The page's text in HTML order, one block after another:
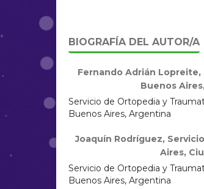
BIOGRAFÍA DEL AUTOR/A
Fernando Adrián Lopreite,
Buenos
Servicio de Ortopedia y
Buenos Aires, Argentina
Joaquín Rodríguez,
Aires,
Servicio de Ortopedia y
Buenos Aires, Argentina